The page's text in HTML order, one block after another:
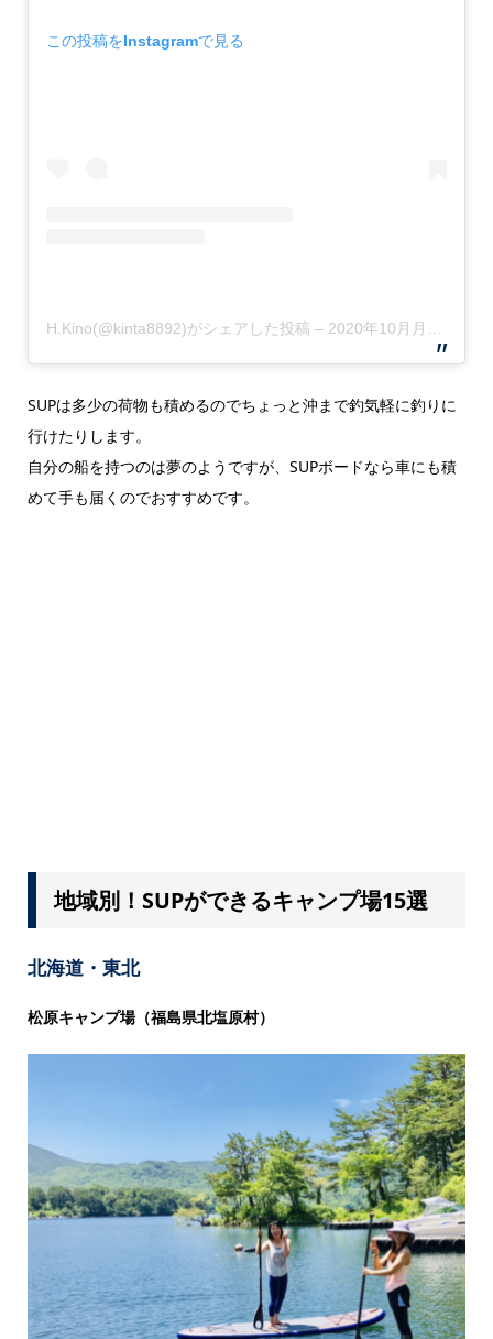
この投稿をInstagramで見る
H.Kino(@kinta8892)がシェアした投稿 – 2020年10月月2日午後8時01分PDT
SUPは多少の荷物も積めるのでちょっと沖まで釣気軽に釣りに
行けたりします。
自分の船を持つのは夢のようですが、SUPボードなら車にも積
めて手も届くのでおすすめです。
地域別！SUPができるキャンプ場15選
北海道・東北
松原キャンプ場（福島県北塩原村）